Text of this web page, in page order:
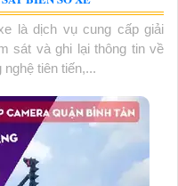
là dịch vụ cung cấp giải
sát và ghi lại thông tin về
tiên tiến,...